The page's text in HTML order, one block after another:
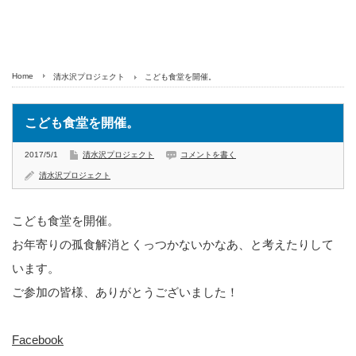
Home 清水沢プロジェクト こども食堂を開催。
こども食堂を開催。
2017/5/1 清水沢プロジェクト コメントを書く
清水沢プロジェクト
こども食堂を開催。
お年寄りの孤食解消とくっつかないかなあ、と考えたりして
います。
ご参加の皆様、ありがとうございました！
Facebook